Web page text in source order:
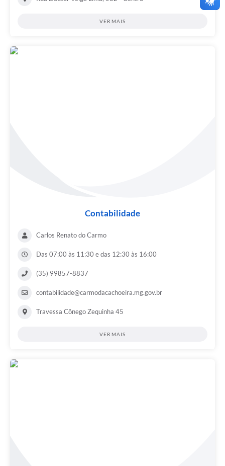
VER MAIS
Contabilidade
Carlos Renato do Carmo
Das 07:00 às 11:30 e das 12:30 às 16:00
(35) 99857-8837
contabilidade@carmodacachoeira.mg.gov.br
Travessa Cônego Zequinha 45
VER MAIS